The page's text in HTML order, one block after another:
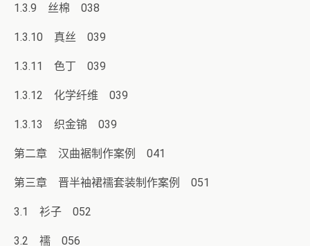
1.3.9 丝棉 038
1.3.10 真丝 039
1.3.11 色丁 039
1.3.12 化学纤维 039
1.3.13 织金锦 039
第二章 汉曲裾制作案例 041
第三章 晋半袖裙襦套装制作案例 051
3.1 衫子 052
3.2 襦 056